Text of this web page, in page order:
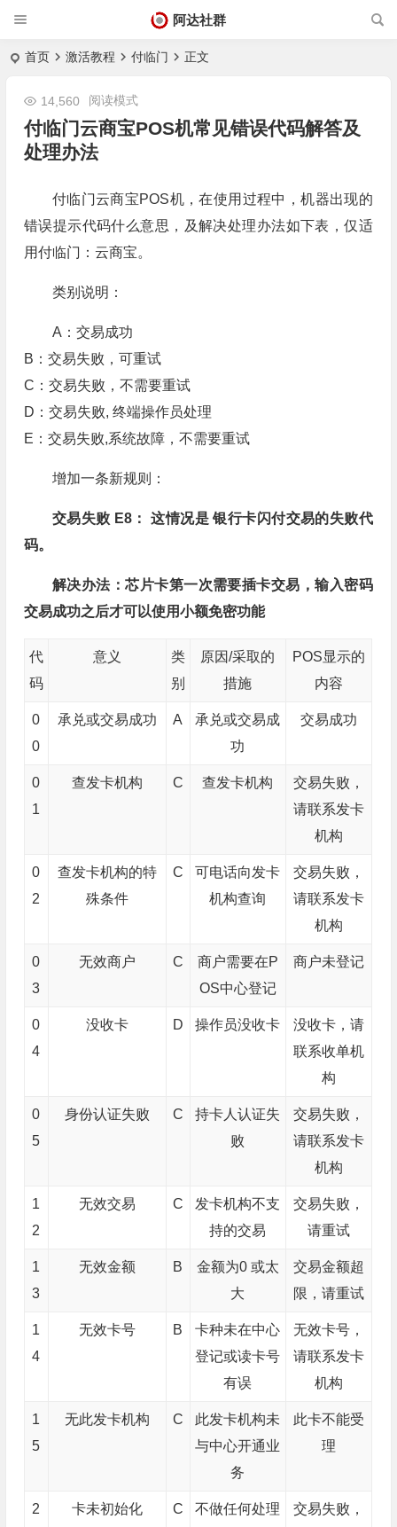
阿达社群
首页 激活教程 付临门 正文
付临门云商宝POS机常见错误代码解答及
处理办法
14,560 阅读模式
付临门云商宝POS机，在使用过程中，机器出现的
错误提示代码什么意思，及解决处理办法如下表，仅适
用付临门：云商宝。
类别说明：
A：交易成功
B：交易失败，可重试
C：交易失败，不需要重试
D：交易失败, 终端操作员处理
E：交易失败,系统故障，不需要重试
增加一条新规则：
交易失败 E8： 这情况是 银行卡闪付交易的失败代
码。
解决办法：芯片卡第一次需要插卡交易，输入密码
交易成功之后才可以使用小额免密功能
代
码
意义
类
别
原因/采取的
措施
POS显示的
内容
0
0
承兑或交易成功 A
承兑或交易成
功
交易成功
0
1
查发卡机构 C 查发卡机构
交易失败，
请联系发卡
机构
0
2
查发卡机构的特
殊条件
C
可电话向发卡
机构查询
交易失败，
请联系发卡
机构
0
3
无效商户 C
商户需要在P
OS中心登记
商户未登记
0
4
没收卡 D 操作员没收卡
没收卡，请
联系收单机
构
0
5
身份认证失败 C
持卡人认证失
败
交易失败，
请联系发卡
机构
1
2
无效交易 C
发卡机构不支
持的交易
交易失败，
请重试
1
3
无效金额 B
金额为0 或太
大
交易金额超
限，请重试
1
4
无效卡号 B
卡种未在中心
登记或读卡号
有误
无效卡号，
请联系发卡
机构
1
5
无此发卡机构 C
此发卡机构未
与中心开通业
务
此卡不能受
理
2
卡未初始化 C 不做任何处理
交易失败，